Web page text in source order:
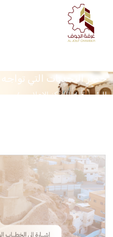
الخدمات
المركز الإعلامي
حصر التحديات التي
الرئيسية
المركز الإعلامي